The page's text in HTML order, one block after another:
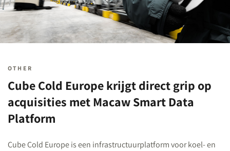
OTHER
Cube Cold Europe krijgt direct grip op
acquisities met Macaw Smart Data
Platform
Cube Cold Europe is een infrastructuurplatform voor koel- en